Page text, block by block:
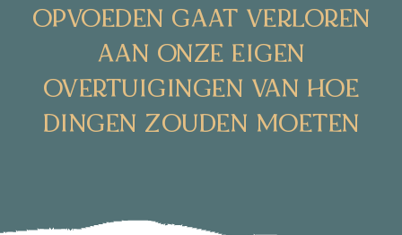
OPVOEDEN GAAT VERLOREN
AAN ONZE EIGEN
OVERTUIGINGEN VAN HOE
DINGEN ZOUDEN MOETEN